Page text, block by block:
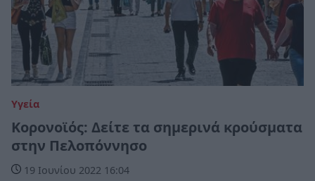
Υγεία
Κορονοϊός: Δείτε τα σημερινά κρούσματα
στην Πελοπόννησο
19 Ιουνίου 2022 16:04